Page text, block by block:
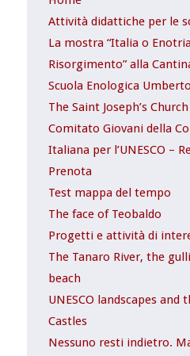
Attività didattiche per le
La mostra “Italia o
Risorgimento” alla
Scuola Enologica
The Saint Joseph’s
Comitato Giovani della
Italiana per l’UNESCO –
Prenota
Test mappa del tempo
The face of Teobaldo
Progetti e attività di
The Tanaro River, the
beach
UNESCO landscapes and
Castles
Nessuno resti indietro.